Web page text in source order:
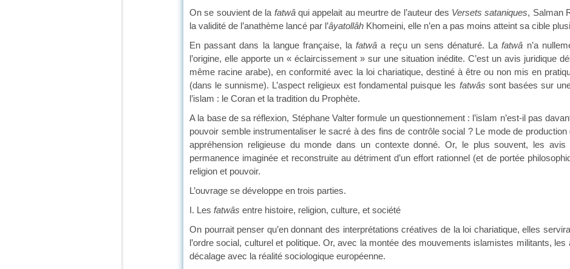
On se souvient de la fatwâqui appelait au meurtre de l’auteur des Versets sataniques, Salman
la validité de l’anathème lancé par l’âyatollâh Khomeini, elle n’en a pas moins atteint sa cible
En passant dans la langue française, lafatwâ a reçu un sens dénaturé. Lafatwâ n’a
l’origine, elle apporte un « éclaircissement » sur une situation inédite. C’est un avis juridique
même racine arabe), en conformité avec la loi chariatique, destiné à être ou non mis en
(dans le sunnisme). L’aspect religieux est fondamental puisque les fatwâs sont basées sur
l’islam : le Coran et la tradition du Prophète.
A la base de sa réflexion, Stéphane Valter formule un questionnement : l’islam n’est-il pas
pouvoir semble instrumentaliser le sacré à des fins de contrôle social ? Le mode de production
appréhension religieuse du monde dans un contexte donné. Or, le plus souvent, les
permanence imaginée et reconstruite au détriment d’un effort rationnel (et de portée
religion et pouvoir.
L’ouvrage se développe en trois parties.
I. Les fatwâs entre histoire, religion, culture, et société
On pourrait penser qu’en donnant des interprétations créatives de la loi chariatique, elles
l’ordre social, culturel et politique. Or, avec la montée des mouvements islamistes militants,
décalage avec la réalité sociologique européenne.